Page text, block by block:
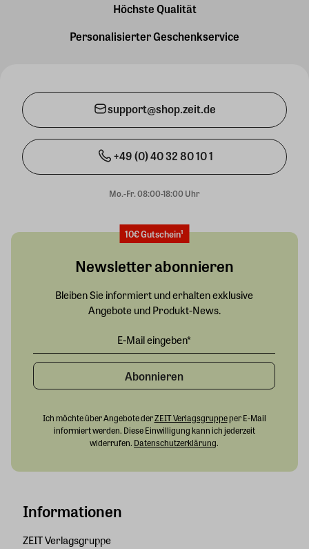
Höchste Qualität
Personalisierter Geschenkservice
support@shop.zeit.de
+49 (0) 40 32 80 10 1
Mo.-Fr. 08:00-18:00 Uhr
Informationen
ZEIT Verlagsgruppe
10€ Gutschein¹
Newsletter abonnieren
Bleiben Sie informiert und erhalten exklusive
Angebote und Produkt-News.
Abonnieren
Ich möchte über Angebote derZEIT Verlagsgruppeper E-Mail
informiert werden. Diese Einwilligung kann ich jederzeit
widerrufen. Datenschutzerklärung.